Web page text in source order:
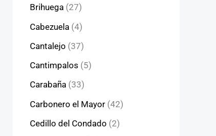
Brihuega (27)
Cabezuela (4)
Cantalejo (37)
Cantimpalos (5)
Carabaña (33)
Carbonero el Mayor (42)
Cedillo del Condado (2)